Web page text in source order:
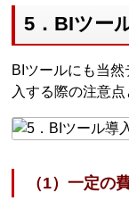
5．BIツー
BIツールにも当
入する際の注意
（1）一定の